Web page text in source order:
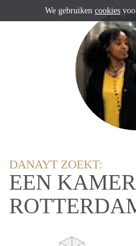
DANAYT ZOEKT:
EEN
We gebruiken cookies